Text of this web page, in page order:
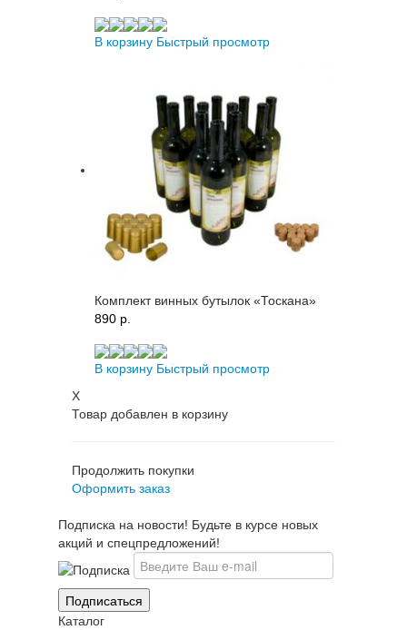
В корзину Быстрый просмотр
Комплект винных бутылок «Тоскана»
890 p.
В корзину Быстрый просмотр
X
Товар добавлен в корзину
Продолжить покупки
Оформить заказ
Подписка на новости! Будьте в курсе новых
акций и спецпредложений!
Каталог